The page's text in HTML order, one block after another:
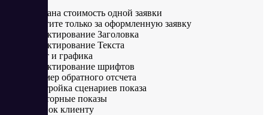
Указана стоимость одной заявки
Платите только за оформленную заявку
Редактирование Заголовка
Редактирование Текста
Цвет и графика
Редактирование шрифтов
Таймер обратного отсчета
Настройка сценариев показа
Повторные показы
Звонок клиенту